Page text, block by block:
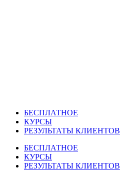
БЕСПЛАТНОЕ
КУРСЫ
РЕЗУЛЬТАТЫ КЛИЕНТОВ
БЕСПЛАТНОЕ
КУРСЫ
РЕЗУЛЬТАТЫ КЛИЕНТОВ